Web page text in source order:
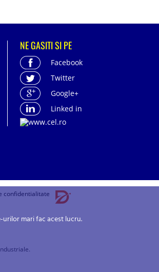
NE GASITI SI PE
Facebook
Twitter
Google+
Linked in
confidentialitate
mari fac acest lucru.